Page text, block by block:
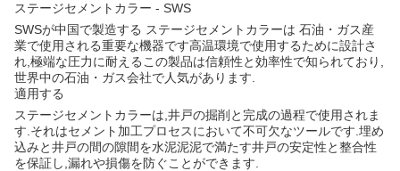
ステージセメントカラー - SWS
SWSが中国で製造する ステージセメントカラーは 石油・ガス産
業で使用される重要な機器です高温環境で使用するために設計さ
れ,極端な圧力に耐えるこの製品は信頼性と効率性で知られており,
世界中の石油・ガス会社で人気があります.
適用する
ステージセメントカラーは,井戸の掘削と完成の過程で使用されま
す.それはセメント加工プロセスにおいて不可欠なツールです.埋め
込みと井戸の間の隙間を水泥泥泥で満たす井戸の安定性と整合性
を保証し,漏れや損傷を防ぐことができます.